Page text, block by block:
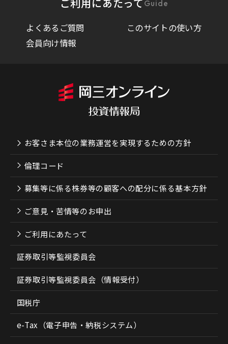
ご利用にあたって Guide
よくあるご質問
このサイトの使い方
会員向け情報
お客さま本位の業務運営を実現するための方針
倫理コード
募集等に係る株券等の顧客への配分に係る基本方針
ご意見・苦情等のお申出
ご利用にあたって
証券取引等監視委員会
証券取引等監視委員会（情報受付）
国税庁
e-Tax（電子申告・納税システム）